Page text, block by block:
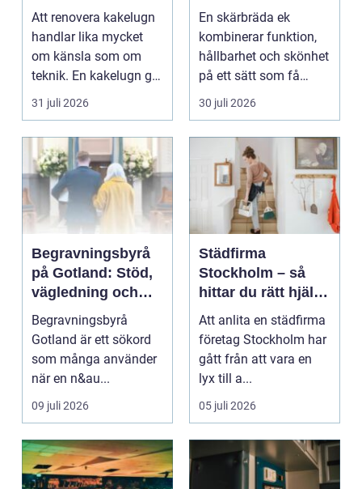
historia och
trygghet
Att renovera kakelugn
handlar lika mycket
om känsla som om
teknik. En kakelugn ger
stilla värme, däm...
31 juli 2026
köket
En skärbräda ek
kombinerar funktion,
hållbarhet och skönhet
på ett sätt som få
andra köksredskap
gör...
30 juli 2026
Begravningsbyrå
på Gotland: Stöd,
vägledning och
trygga val
Begravningsbyrå
Gotland är ett sökord
som många använder
när en n&au...
09 juli 2026
Städfirma
Stockholm – så
hittar du rätt hjälp
för hem och
företag
Att anlita en städfirma
företag Stockholm har
gått från att vara en
lyx till a...
05 juli 2026